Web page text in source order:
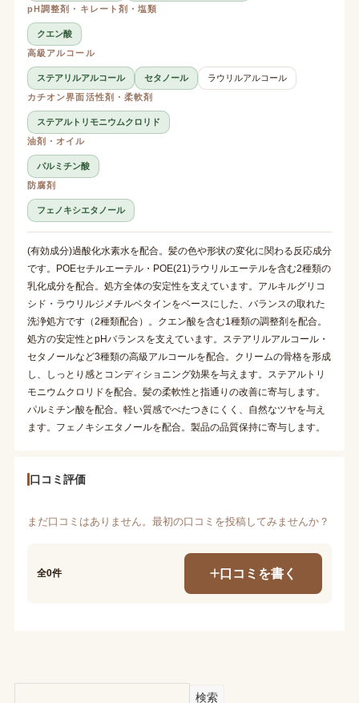
pH調整剤・キレート剤・塩類
クエン酸
高級アルコール
ステアリルアルコール セタノール
ラウリルアルコール
カチオン界面活性剤・柔軟剤
ステアルトリモニウムクロリド
油剤・オイル
パルミチン酸
防腐剤
フェノキシエタノール
(有効成分)過酸化水素水を配合。髪の色や形状の変化に関わる反応成分
です。POEセチルエーテル・POE(21)ラウリルエーテルを含む2種類の
乳化成分を配合。処方全体の安定性を支えています。アルキルグリコ
シド・ラウリルジメチルベタインをベースにした、バランスの取れた
洗浄処方です（2種類配合）。クエン酸を含む1種類の調整剤を配合。
処方の安定性とpHバランスを支えています。ステアリルアルコール・
セタノールなど3種類の高級アルコールを配合。クリームの骨格を形成
し、しっとり感とコンディショニング効果を与えます。ステアルトリ
モニウムクロリドを配合。髪の柔軟性と指通りの改善に寄与します。
パルミチン酸を配合。軽い質感でべたつきにくく、自然なツヤを与え
ます。フェノキシエタノールを配合。製品の品質保持に寄与します。
口コミ評価
まだ口コミはありません。最初の口コミを投稿してみませんか？
全0件 口コミを書く
検索